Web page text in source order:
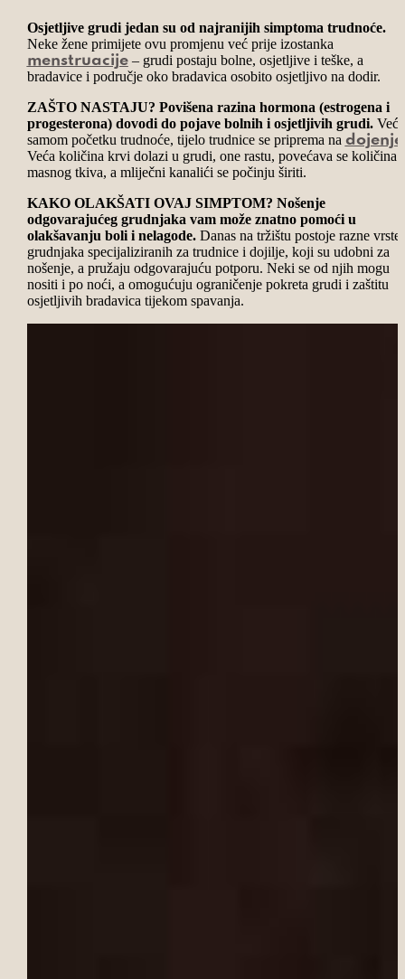
Osjetljive grudi jedan su od najranijih simptoma trudnoće.
Neke žene primijete ovu promjenu već prije izostanka
menstruacije– grudi postaju bolne, osjetljive i teške, a
bradavice i područje oko bradavica osobito osjetljivo na dodir.
ZAŠTO NASTAJU? Povišena razina hormona (estrogena i
progesterona) dovodi do pojave bolnih i osjetljivih grudi.Već
samom početku trudnoće, tijelo trudnice se priprema na dojenje
Veća količina krvi dolazi u grudi, one rastu, povećava se količina
masnog tkiva, a mliječni kanalići se počinju širiti.
KAKO OLAKŠATI OVAJ SIMPTOM? Nošenje
odgovarajućeg grudnjaka vam može znatno pomoći u
olakšavanju boli i nelagode.Danas na tržištu postoje razne vrste
grudnjaka specijaliziranih za trudnice i dojilje, koji su udobni za
nošenje, a pružaju odgovarajuću potporu. Neki se od njih mogu
nositi i po noći, a omogućuju ograničenje pokreta grudi i zaštitu
osjetljivih bradavica tijekom spavanja.